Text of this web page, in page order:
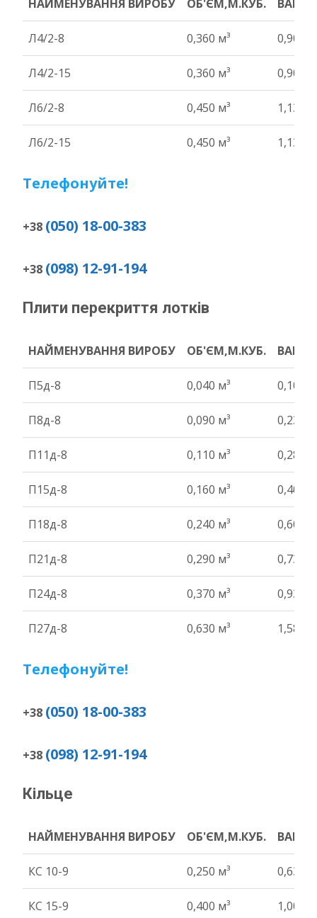
НАЙМЕНУВАННЯ ВИРОБУ ОБ'ЄМ,М.КУБ.
ВАГА
НАЙМЕНУВАННЯ ВИРОБУ
ОБ'ЄМ,М.КУБ. ВАГА
Л4/2-8 0,360 м³ 0,90 т
Л4/2-15 0,360 м³ 0,90 т
Л6/2-8 0,450 м³ 1,13 т
Л6/2-15 0,450 м³ 1,13 т
Телефонуйте!
+38 (050) 18-00-383
+38 (098) 12-91-194
Плити перекриття лотків
НАЙМЕНУВАННЯ ВИРОБУ ОБ'ЄМ,М.КУБ.
ВАГА
НАЙМЕНУВАННЯ ВИРОБУ
ОБ'ЄМ,М.КУБ. ВАГА
П5д-8 0,040 м³ 0,10 т
П8д-8 0,090 м³ 0,23 т
П11д-8 0,110 м³ 0,28 т
П15д-8 0,160 м³ 0,40 т
П18д-8 0,240 м³ 0,60 т
П21д-8 0,290 м³ 0,73 т
П24д-8 0,370 м³ 0,93 т
П27д-8 0,630 м³ 1,58 т
Телефонуйте!
+38 (050) 18-00-383
+38 (098) 12-91-194
Кільце
НАЙМЕНУВАННЯ ВИРОБУ ОБ'ЄМ,М.КУБ.
ВАГА
НАЙМЕНУВАННЯ ВИРОБУ
ОБ'ЄМ,М.КУБ. ВАГА
КС 10-9 0,250 м³ 0,63 т
КС 15-9 0,400 м³ 1,00 т